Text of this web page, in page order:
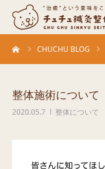
CHUCHU BLOG
整体施術について
2020.05.7 整体について
当院について